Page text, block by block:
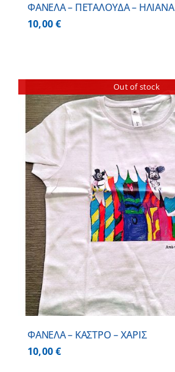
ΦΑΝΕΛΑ – ΠΕΤΑΛΟΥΔΑ – ΗΛΙΑΝΑ
10,00€
Out of stock
ΦΑΝΕΛΑ – ΚΑΣΤΡΟ – ΧΑΡΙΣ
10,00€